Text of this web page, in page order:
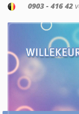
0903 - 416 42